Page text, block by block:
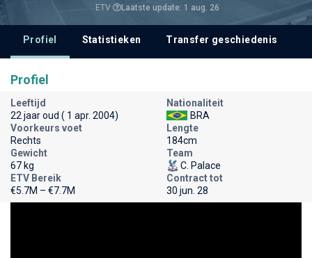
ETV Laatste update: 1 aug. 26
Profiel Statistieken Transfer geschiedenis
Profiel
Leeftijd
22 jaar oud ( 1 apr. 2004)
Nationaliteit
BRA
Voorkeurs voet
Rechts
Lengte
184cm
Gewicht
67 kg
Team
C. Palace
ETV Bereik
€5.7M – €7.7M
Contract tot
30 jun. 28